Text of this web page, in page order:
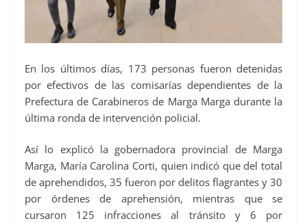
En los últimos días, 173 personas fueron detenidas
por efectivos de las comisarías dependientes de la
Prefectura de Carabineros de Marga Marga durante la
última ronda de intervención policial.
Así lo explicó la gobernadora provincial de Marga
Marga, María Carolina Corti, quien indicó que del total
de aprehendidos, 35 fueron por delitos flagrantes y 30
por órdenes de aprehensión, mientras que se
cursaron 125 infracciones al tránsito y 6 por